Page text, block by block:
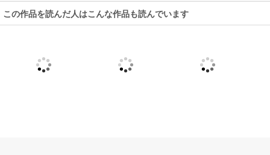
この作品を読んだ人はこんな作品も読んでいます